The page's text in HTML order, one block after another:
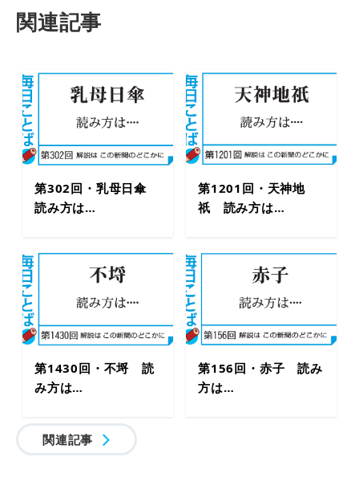
関連記事
第302回・乳母日傘
読み方は…
第1201回・天神地
祇 読み方は…
第1430回・不埒 読
み方は…
第156回・赤子 読み
方は…
関連記事